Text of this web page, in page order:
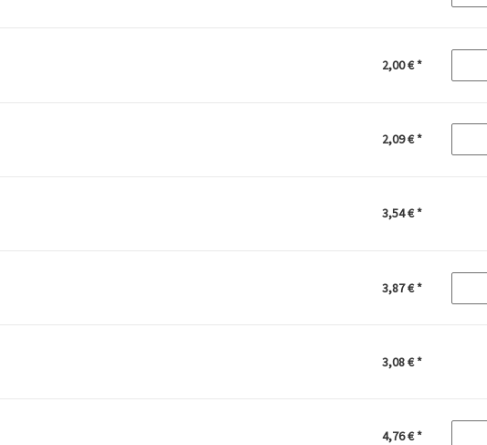
2,00 €*
2,09 €*
3,54 €*
3,87 €*
3,08 €*
4,76 €*